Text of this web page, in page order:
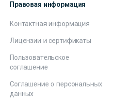
Правовая информация
Контактная информация
Лицензии и сертификаты
Пользовательское
соглашение
Соглашение о персональных
данных